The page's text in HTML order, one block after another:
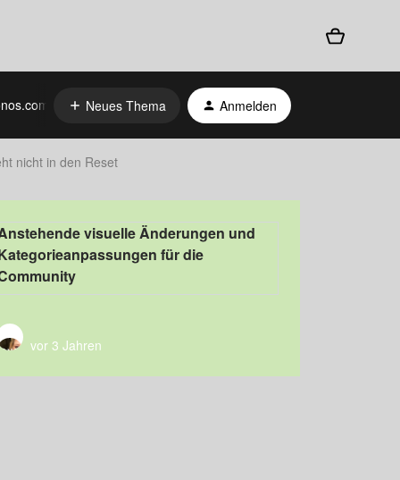
Neues Thema Anmelden
nicht in den Reset
visuelle Änderungen und
für die
vor 3 Jahren